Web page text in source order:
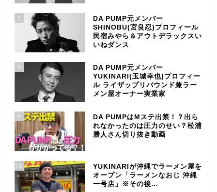
7
DA PUMP元メンバー
SHINOBU(宮良忍)プロフィール
民宿みやら＆アウトデラックスい
いねダンス
8
DA PUMP元メンバー
YUKINARI(玉城幸也)プロフィー
ル ライザップリバウンド兼ラー
メン屋オーナー実業家
9
DA PUMPはMステ出禁！？出ら
れなかったのは圧力のせい？松浦
勝人さん切り抜き動画
10
YUKINARIが沖縄でラーメン屋を
オープン「ラーメンなおじ 沖縄
一号店」※その後…